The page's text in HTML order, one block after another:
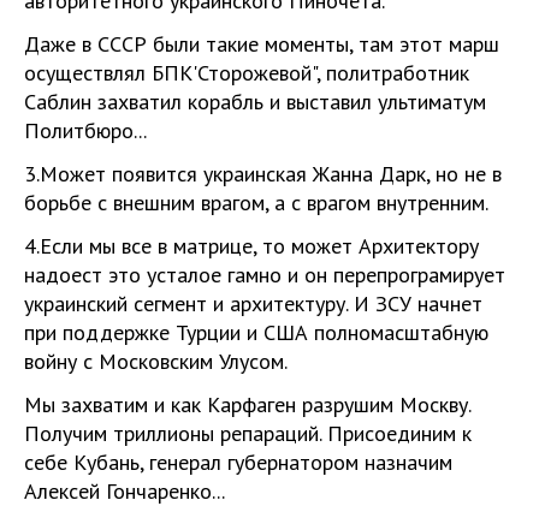
Даже в СССР были такие моменты, там этот марш
осуществлял БПК'Сторожевой", политработник
Саблин захватил корабль и выставил ультиматум
Политбюро...
3.Может появится украинская Жанна Дарк, но не в
борьбе с внешним врагом, а с врагом внутренним.
4.Если мы все в матрице, то может Архитектору
надоест это усталое гамно и он перепрограмирует
украинский сегмент и архитектуру. И ЗСУ начнет
при поддержке Турции и США полномасштабную
войну с Московским Улусом.
Мы захватим и как Карфаген разрушим Москву.
Получим триллионы репараций. Присоединим к
себе Кубань, генерал губернатором назначим
Алексей Гончаренко...